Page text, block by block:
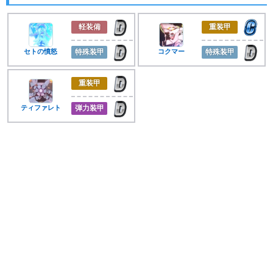
セトの憤怒
軽装備
特殊装甲 コクマー
重装甲
特殊装甲
ティファレト
重装甲
弾力装甲